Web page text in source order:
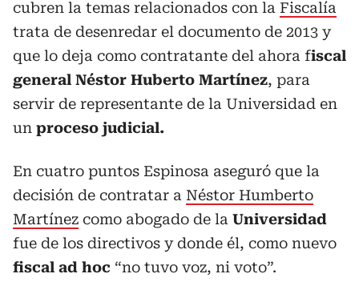
cubren la temas relacionados con la Fiscalía
trata de desenredar el documento de 2013 y
que lo deja como contratante del ahora fiscal
general Néstor Huberto Martínez, para
servir de representante de la Universidad en
un proceso judicial.
En cuatro puntos Espinosa aseguró que la
decisión de contratar a Néstor Humberto
Martínez como abogado de la Universidad
fue de los directivos y donde él, como nuevo
fiscal ad hoc “no tuvo voz, ni voto”.